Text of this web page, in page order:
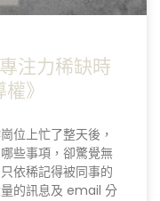
注力稀缺時
》
位上忙了整天後，
些事項，卻驚覺無
依稀記得被同事的
的訊息及 email 分